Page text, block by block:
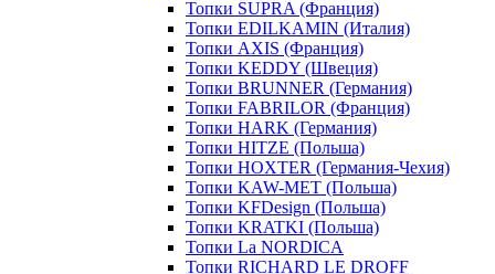
Топки SUPRA (Франция)
Топки EDILKAMIN (Италия)
Топки AXIS (Франция)
Топки KEDDY (Швеция)
Топки BRUNNER (Германия)
Топки FABRILOR (Франция)
Топки HARK (Германия)
Топки HITZE (Польша)
Топки HOXTER (Германия-Чехия)
Топки KAW-MET (Польша)
Топки KFDesign (Польша)
Топки KRATKI (Польша)
Топки La NORDICA
Топки RICHARD LE DROFF